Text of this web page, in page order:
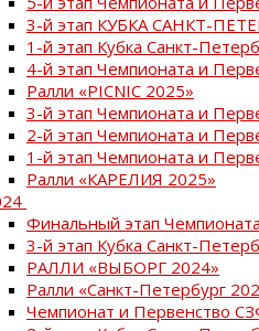
3-й этап КУБКА САНКТ-
1-й этап Кубка Санкт-
4-й этап Чемпионата и
Ралли «PICNIC 2025»
3-й этап Чемпионата и
2-й этап Чемпионата и
1-й этап Чемпионата и
Ралли «КАРЕЛИЯ 2025»
Финальный этап
3-й этап Кубка Санкт-
РАЛЛИ «ВЫБОРГ 2024»
Ралли «Санкт-Петербург
Чемпионат и Первенство